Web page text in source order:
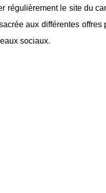
régulièrement le site du
aux différentes
sociaux.